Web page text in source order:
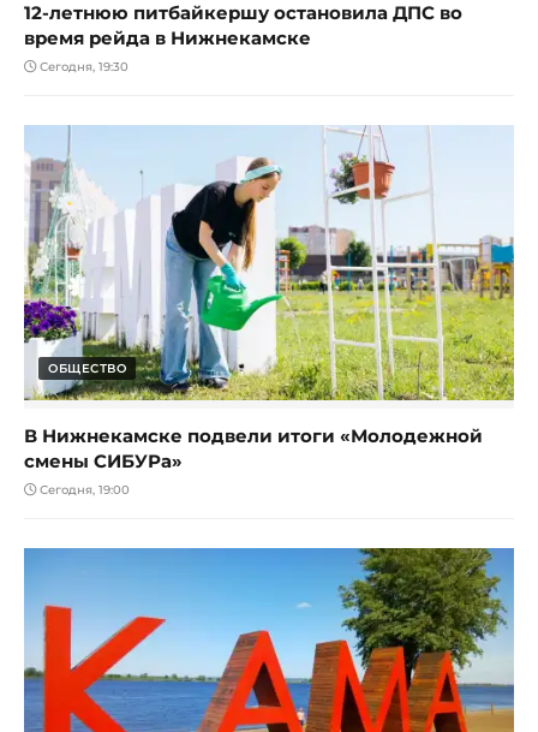
12-летнюю питбайкершу остановила ДПС во
время рейда в Нижнекамске
Сегодня, 19:30
ОБЩЕСТВО
В Нижнекамске подвели итоги «Молодежной
смены СИБУРа»
Сегодня, 19:00